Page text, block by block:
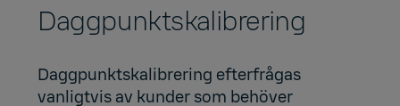
Daggpunktskalibrering
Daggpunktskalibrering efterfrågas
vanligtvis av kunder som behöver